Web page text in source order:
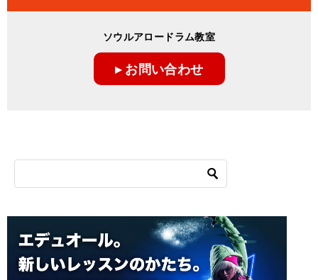
ソウルアロードラム教室
▸ お問い合わせ